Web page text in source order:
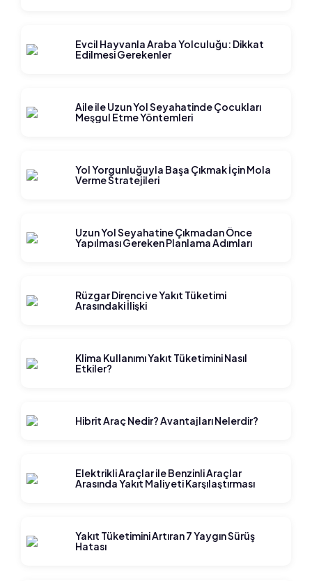
Evcil Hayvanla Araba Yolculuğu: Dikkat
Edilmesi Gerekenler
Aile ile Uzun Yol Seyahatinde Çocukları
Meşgul Etme Yöntemleri
Yol Yorgunluğuyla Başa Çıkmak İçin Mola
Verme Stratejileri
Uzun Yol Seyahatine Çıkmadan Önce
Yapılması Gereken Planlama Adımları
Rüzgar Direnci ve Yakıt Tüketimi
Arasındaki İlişki
Klima Kullanımı Yakıt Tüketimini Nasıl
Etkiler?
Hibrit Araç Nedir? Avantajları Nelerdir?
Elektrikli Araçlar ile Benzinli Araçlar
Arasında Yakıt Maliyeti Karşılaştırması
Yakıt Tüketimini Artıran 7 Yaygın Sürüş
Hatası